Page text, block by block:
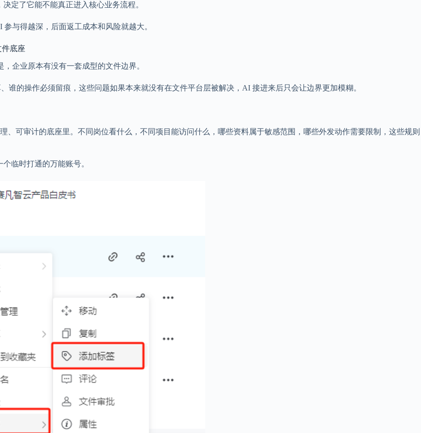
定了它能不能真正进入核心业务流程。
与得越深，后面返工成本和风险就越大。
底座
企业原本有没有一套成型的文件边界。
谁的操作必须留痕，这些问题如果本来就没有在文件平台层被解决，AI 接进来后只会让边界更加模糊。
、可审计的底座里。不同岗位看什么，不同项目能访问什么，哪些资料属于敏感范围，哪些外发动作需要限制，这些规则
临时打通的万能账号。